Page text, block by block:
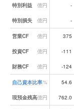
特別利益 億円 -
特別損失 億円 -
営業CF 億円 375
投資CF 億円 -111
財務CF 億円 -124
自己資本比率% 54.6
現預金残高億円 762.0